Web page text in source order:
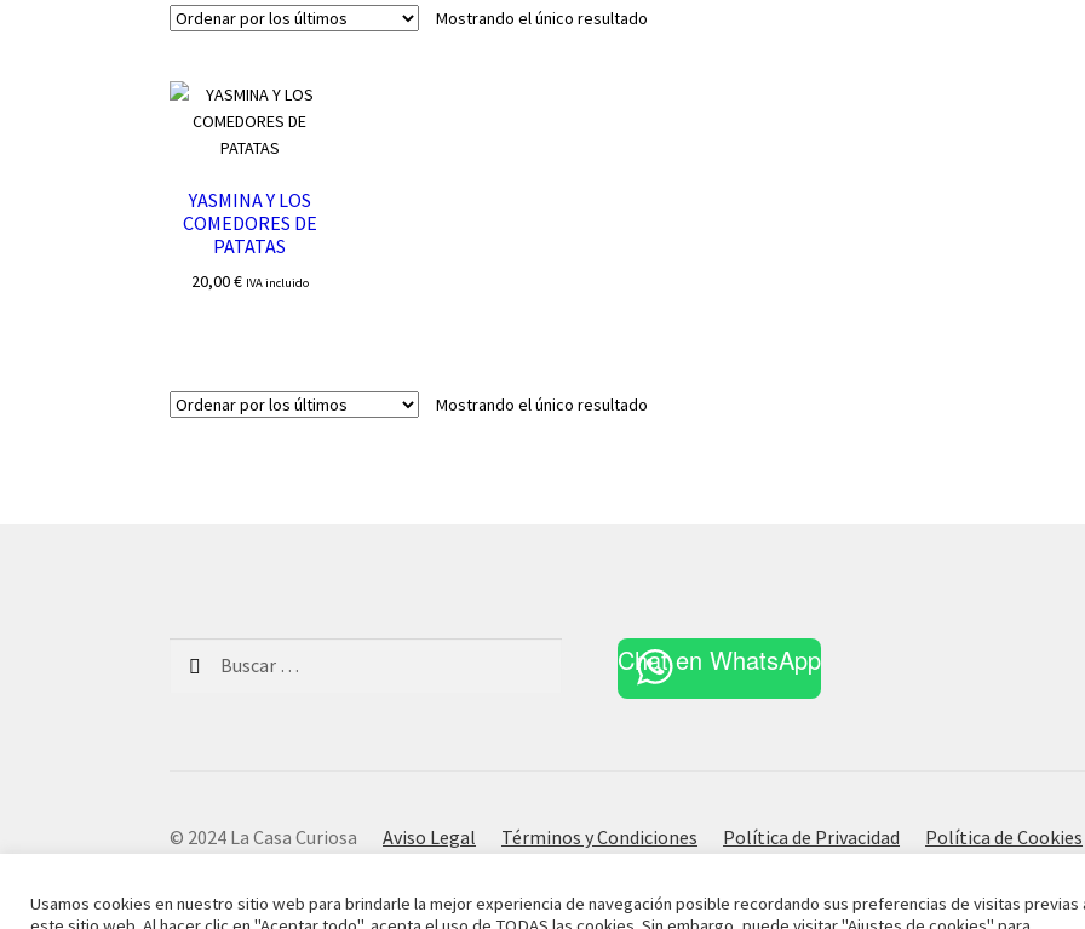
e
r
Mostrando el único resultado
YASMINA Y LOS
COMEDORES DE
PATATAS
20,00€ IVA incluido
Mostrando el único resultado
Chat en WhatsApp
© 2024 La Casa CuriosaAviso Legal Términos y Condiciones Política de Privacidad Política de Cookies
Usamos cookies en nuestro sitio web para brindarle la mejor experiencia de navegación posible recordando sus preferencias de visitas previas